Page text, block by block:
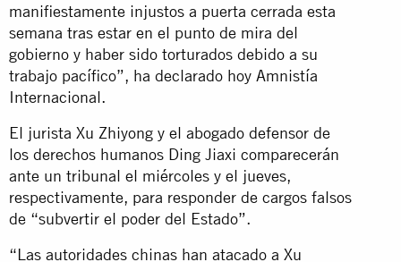
manifiestamente injustos a puerta cerrada esta
semana tras estar en el punto de mira del
gobierno y haber sido torturados debido a su
trabajo pacífico”, ha declarado hoy Amnistía
Internacional.
El jurista Xu Zhiyong y el abogado defensor de
los derechos humanos Ding Jiaxi comparecerán
ante un tribunal el miércoles y el jueves,
respectivamente, para responder de cargos falsos
de “subvertir el poder del Estado”.
“Las autoridades chinas han atacado a Xu